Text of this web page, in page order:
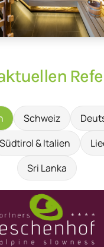
Schweiz
Südtirol & Italien
Sri Lanka